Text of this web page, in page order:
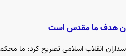
چون هدف ما مقدس است
انقلاب اسلامی تصریح کرد: ما